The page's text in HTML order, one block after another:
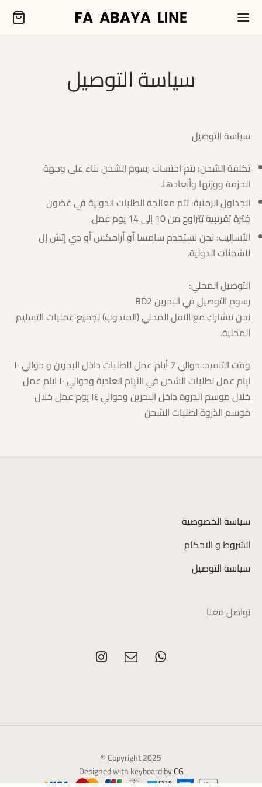
سياسة التوصيل
سياسة التوصيل
تكلفة الشحن: يتم احتساب رسوم الشحن بناء على وجهة
الحزمة ووزنها وأبعادها.
الجداول الزمنية: تتم معالجة الطلبات الدولية في غضون
فترة تقريبية تتراوح من 10 إلى 14 يوم عمل.
الأساليب: نحن نستخدم سامسا أو أرامكس أو دي إتش إل
للشحنات الدولية.
التوصيل المحلي:
رسوم التوصيل في البحرين BD2
نحن نتشارك مع النقل المحلي (المندوب) لجميع عمليات التسليم
المحلية.
وقت التنفيذ: حوالي 7 أيام عمل للطلبات داخل البحرين و حوالي ١٠
ايام عمل لطلبات الشحن في الأيام العادية وحوالي ١٠ ايام عمل
خلال موسم الذروة داخل البحرين وحوالي ١٤ يوم عمل خلال
موسم الذروة لطلبات الشحن
سياسة الخصوصية
الشروط و الاحكام
سياسة التوصيل
تواصل معنا
Copyright 2025 ©
Designed with keyboard byCG